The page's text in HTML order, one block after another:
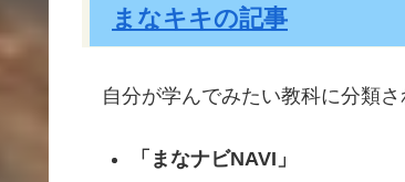
まなキキの記事
自分が学んでみたい教科に分類さ
「まなナビNAVI」